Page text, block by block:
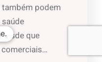
podem
que